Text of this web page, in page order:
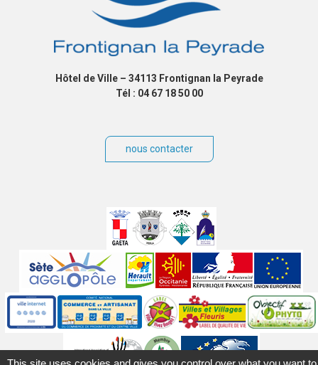
Hôtel de Ville – 34113 Frontignan la Peyrade
Tél : 04 67 18 50 00
nous contacter
partenaires
Labels